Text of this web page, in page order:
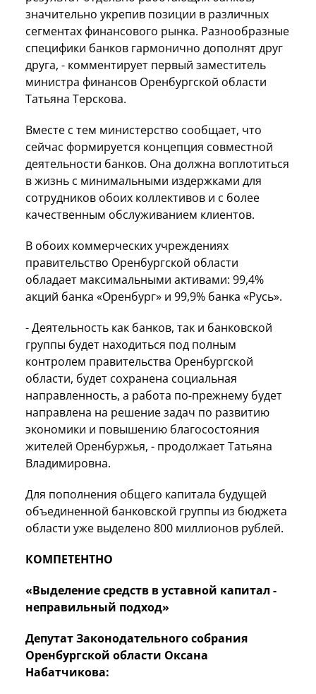
значительно укрепив позиции в различных
сегментах финансового рынка. Разнообразные
специфики банков гармонично дополнят друг
друга, - комментирует первый заместитель
министра финансов Оренбургской области
Татьяна Терскова.
Вместе с тем министерство сообщает, что
сейчас формируется концепция совместной
деятельности банков. Она должна воплотиться
в жизнь с минимальными издержками для
сотрудников обоих коллективов и с более
качественным обслуживанием клиентов.
В обоих коммерческих учреждениях
правительство Оренбургской области
обладает максимальными активами: 99,4%
акций банка «Оренбург» и 99,9% банка «Русь».
- Деятельность как банков, так и банковской
группы будет находиться под полным
контролем правительства Оренбургской
области, будет сохранена социальная
направленность, а работа по-прежнему будет
направлена на решение задач по развитию
экономики и повышению благосостояния
жителей Оренбуржья, - продолжает Татьяна
Владимировна.
Для пополнения общего капитала будущей
объединенной банковской группы из бюджета
области уже выделено 800 миллионов рублей.
КОМПЕТЕНТНО
«Выделение средств в уставной капитал -
неправильный подход»
Депутат Законодательного собрания
Оренбургской области Оксана
Набатчикова: